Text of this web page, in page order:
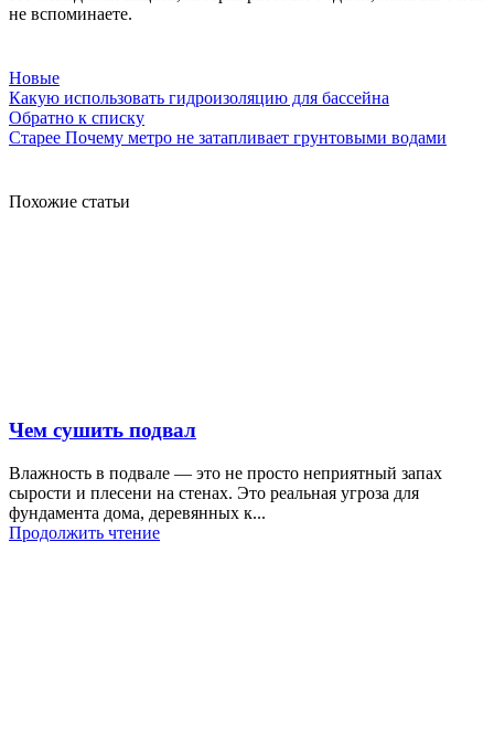
не вспоминаете.
Новые
Какую использовать гидроизоляцию для бассейна
Обратно к списку
Старее Почему метро не затапливает грунтовыми водами
Похожие статьи
Чем сушить подвал
Влажность в подвале — это не просто неприятный запах
сырости и плесени на стенах. Это реальная угроза для
фундамента дома, деревянных к...
Продолжить чтение